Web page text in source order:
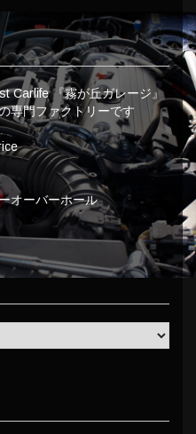
Carlife 『霧が丘ガレージ』
専門ファクトリーです
オーバーホール